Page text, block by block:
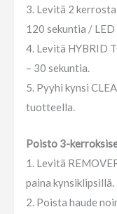
3. Levitä 2
120 sekuntia /
4. Levitä HYBRID
– 30 sekuntia.
5. Pyyhi kynsi
tuotteella.
Poisto 3-
1. Levitä
paina kynsiklipsillä.
2. Poista haude